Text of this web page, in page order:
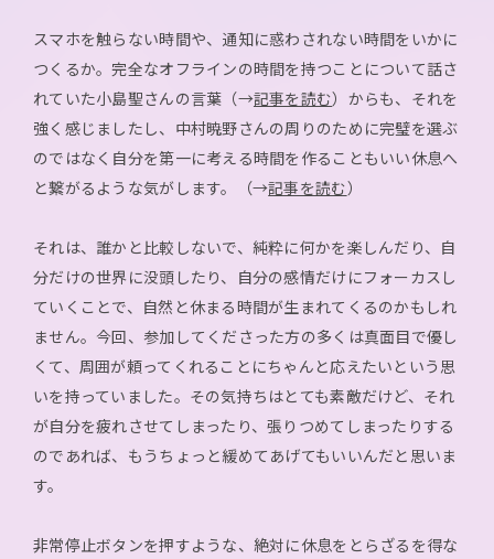
スマホを触らない時間や、通知に惑わされない時間をいかに
つくるか。完全なオフラインの時間を持つことについて話さ
れていた小島聖さんの言葉（→記事を読む）からも、それを
強く感じましたし、中村暁野さんの周りのために完璧を選ぶ
のではなく自分を第一に考える時間を作ることもいい休息へ
と繋がるような気がします。（→記事を読む）
それは、誰かと比較しないで、純粋に何かを楽しんだり、自
分だけの世界に没頭したり、自分の感情だけにフォーカスし
ていくことで、自然と休まる時間が生まれてくるのかもしれ
ません。今回、参加してくださった方の多くは真面目で優し
くて、周囲が頼ってくれることにちゃんと応えたいという思
いを持っていました。その気持ちはとても素敵だけど、それ
が自分を疲れさせてしまったり、張りつめてしまったりする
のであれば、もうちょっと緩めてあげてもいいんだと思いま
す。
非常停止ボタンを押すような、絶対に休息をとらざるを得な